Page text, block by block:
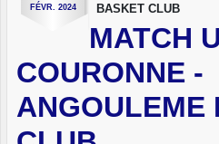
FÉVR. 2024
BASKET CLUB
MATCH
COURONNE -
ANGOULEME